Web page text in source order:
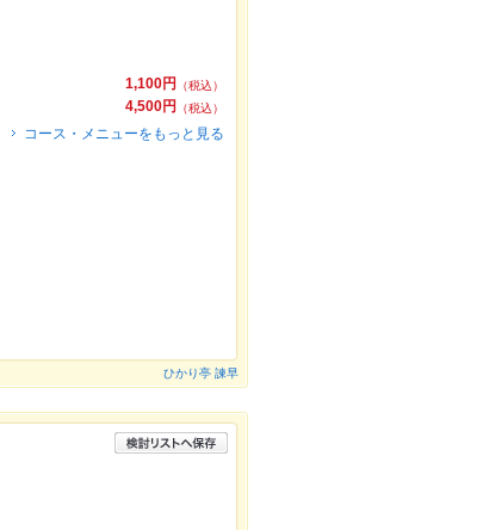
1,100円
（税込）
4,500円
（税込）
コース・メニューをもっと見る
ひかり亭 諫早